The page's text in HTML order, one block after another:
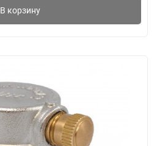
В корзину